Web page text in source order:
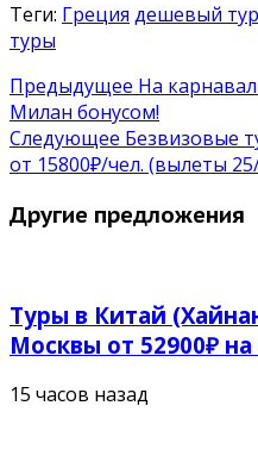
Теги: Греция дешевый тур
туры
Предыдущее На
Милан бонусом!
Следующее Безвизовые
от 15800₽/чел. (вылеты
Другие предложения
Туры в Китай
Москвы от 52900₽
15 часов назад